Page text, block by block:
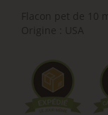
Flacon pet de 10 ml
Origine : USA